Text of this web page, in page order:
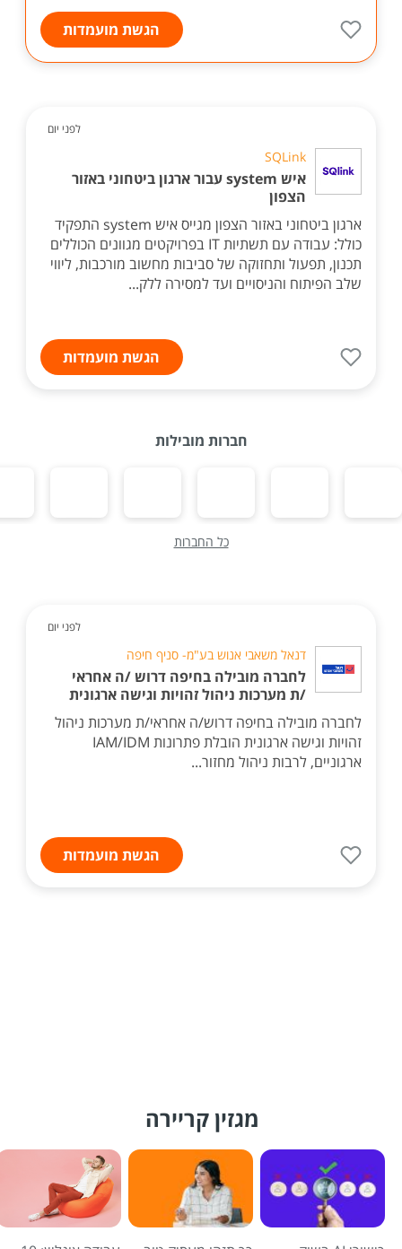
הגשת מועמדות
לפני יום
SQLink
איש system עבור ארגון ביטחוני באזור
הצפון
ארגון ביטחוני באזור הצפון מגייס איש system התפקיד
כולל: עבודה עם תשתיות IT בפרויקטים מגוונים הכוללים
תכנון, תפעול ותחזוקה של סביבות מחשוב מורכבות, ליווי
שלב הפיתוח והניסויים ועד למסירה ללק...
הגשת מועמדות
חברות מובילות
כל החברות
לפני יום
דנאל משאבי אנוש בע"מ- סניף חיפה
לחברה מובילה בחיפה דרוש /ה אחראי
/ת מערכות ניהול זהויות וגישה ארגונית
לחברה מובילה בחיפה דרוש/ה אחראי/ת מערכות ניהול
זהויות וגישה ארגונית הובלת פתרונות IAM/IDM
ארגוניים, לרבות ניהול מחזור...
הגשת מועמדות
מגזין קריירה